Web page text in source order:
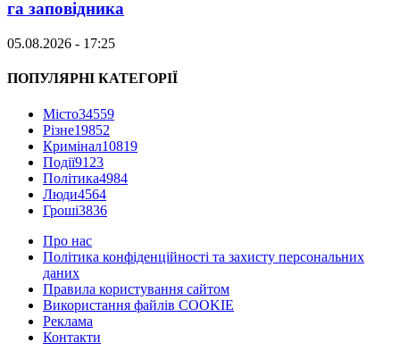
га заповідника
05.08.2026 - 17:25
ПОПУЛЯРНІ КАТЕГОРІЇ
Місто34559
Різне19852
Кримінал10819
Події9123
Політика4984
Люди4564
Гроші3836
Про нас
Політика конфіденційності та захисту персональних
даних
Правила користування сайтом
Використання файлів COOKIE
Реклама
Контакти